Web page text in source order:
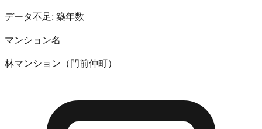
データ不足: 築年数
マンション名
林マンション（門前仲町）